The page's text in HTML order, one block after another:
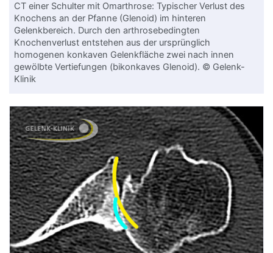
CT einer Schulter mit Omarthrose: Typischer Verlust des
Knochens an der Pfanne (Glenoid) im hinteren
Gelenkbereich. Durch den arthrosebedingten
Knochenverlust entstehen aus der ursprünglich
homogenen konkaven Gelenkfläche zwei nach innen
gewölbte Vertiefungen (bikonkaves Glenoid). © Gelenk-
Klinik